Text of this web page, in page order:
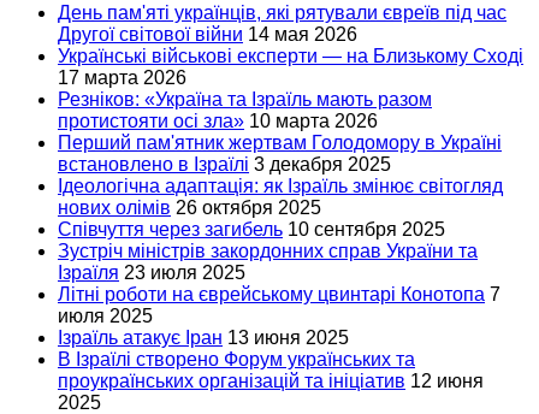
День пам'яті українців, які рятували євреїв під час
Другої світової війни 14 мая 2026
Українські військові експерти — на Близькому Сході
17 марта 2026
Резніков: «Україна та Ізраїль мають разом
протистояти осі зла» 10 марта 2026
Перший пам'ятник жертвам Голодомору в Україні
встановлено в Ізраїлі 3 декабря 2025
Ідеологічна адаптація: як Ізраїль змінює світогляд
нових олімів 26 октября 2025
Співчуття через загибель 10 сентября 2025
Зустріч міністрів закордонних справ України та
Ізраїля 23 июля 2025
Літні роботи на єврейському цвинтарі Конотопа 7
июля 2025
Ізраїль атакує Іран 13 июня 2025
В Ізраїлі створено Форум українських та
проукраїнських організацій та ініціатив 12 июня
2025